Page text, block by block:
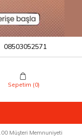
08503052571
Sepetim (0)
Müşteri Memnuniyeti